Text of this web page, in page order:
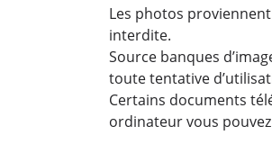
Les photos
interdite.
Source banques
toute tentative
Certains documents
ordinateur vous